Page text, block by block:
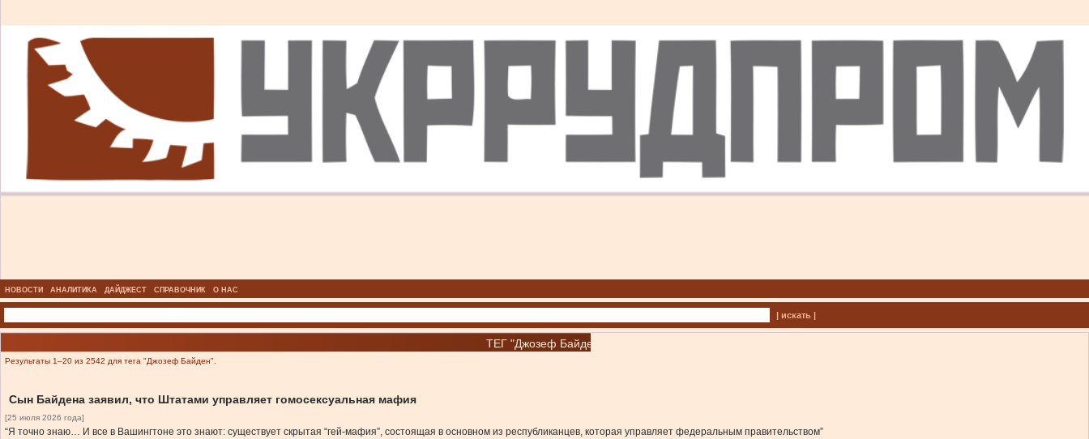
НОВОСТИ АНАЛИТИКА ДАЙДЖЕСТ СПРАВОЧНИК О НАС
| искать |
ТЕГ "Джозеф Байден"
Результаты 1–20 из 2542 для тега "Джозеф Байден".
Сын Байдена заявил, что Штатами управляет гомосексуальная мафия
[25 июля 2026 года]
“Я точно знаю… И все в Вашингтоне это знают: существует скрытая “гей-мафия”, состоящая в основном из республиканцев, которая управляет федеральным правительством”